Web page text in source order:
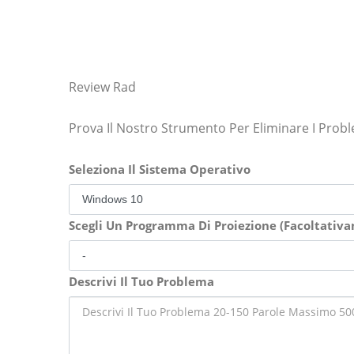
Review Rad
Prova Il Nostro Strumento Per Eliminare I
Seleziona Il Sistema Operativo
Scegli Un Programma Di Proiezione
Descrivi Il Tuo Problema